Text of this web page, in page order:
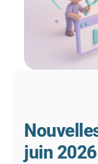
juin 2026